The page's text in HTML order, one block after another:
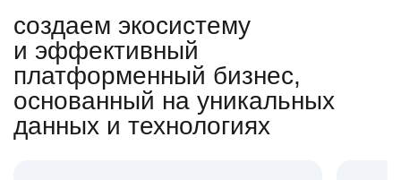
создаем экосистему
и эффективный
платформенный бизнес,
основанный на уникальных
данных и технологиях